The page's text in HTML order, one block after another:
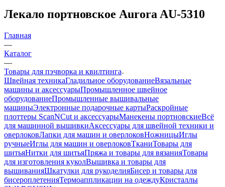
Лекало портновское Aurora AU-5310
Главная
—
Каталог
—
Товары для пэчворка и квилтинга
Швейная техникаГладильное оборудованиеВязальные
машины и аксессуарыПромышленное швейное
оборудованиеПромышленные вышивальные
машиныЭлектронные подарочные картыРаскройные
плоттеры ScanNCut и аксессуарыМанекены портновскиеВсё
для машинной вышивкиАксессуары для швейной техники и
оверлоковЛапки для машин и оверлоковНожницыИглы
ручныеИглы для машин и оверлоковТканиТовары для
шитьяНитки для шитьяПряжа и товары для вязанияТовары
для изготовления куколВышивка и товары для
вышиванияШкатулки для рукоделияБисер и товары для
бисероплетенияТермоаппликации на одеждуКристаллы